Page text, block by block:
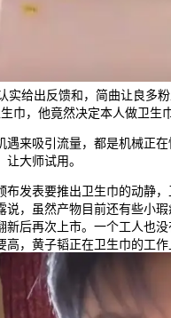
实给出反馈和，简曲让良多
巾，他竟然决定本人做卫生巾
吸引流量，都是机械正在
大师试用。
表要推出卫生巾的动静，
说，虽然产物目前还有些小
新后再次上市。一个工人也
，黄子韬正在卫生巾的工作